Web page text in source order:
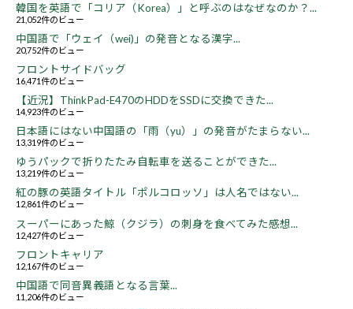
韓国を英語で「コリア（Korea）」と呼ぶのはなぜなのか？...
21,052件のビュー
中国語で「ウェイ（wei)」の発音となる漢字...
20,752件のビュー
フロントサイドバッグ
16,471件のビュー
【近況】ThinkPad-E470のHDDをSSDに交換できた...
14,923件のビュー
日本語にはない中国語の「雨（yu）」の発音がたまらない...
13,319件のビュー
ゆうパックで折りたたみ自転車を送ることができた...
13,219件のビュー
紅の豚の英語タイトル「ポルコロッソ」は人名ではない...
12,861件のビュー
スーパーにあった鯨（クジラ）の刺身を食べてみた感想...
12,427件のビュー
フロントキャリア
12,167件のビュー
中国語で同音異義語となる言葉...
11,206件のビュー